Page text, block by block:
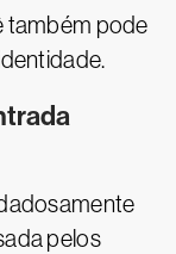
também pode
pelos